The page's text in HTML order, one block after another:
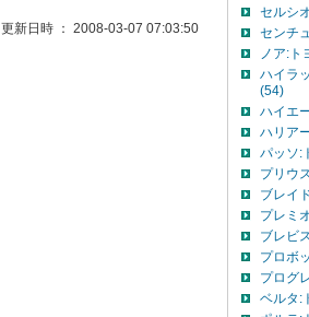
更新日時 ： 2008-03-07 07:03:50
セルシ
センチ
ノア:ト
ハイラ
(54)
ハイエ
ハリア
パッソ:
プリウ
ブレイ
プレミ
ブレビ
プロボ
プログ
ベルタ: